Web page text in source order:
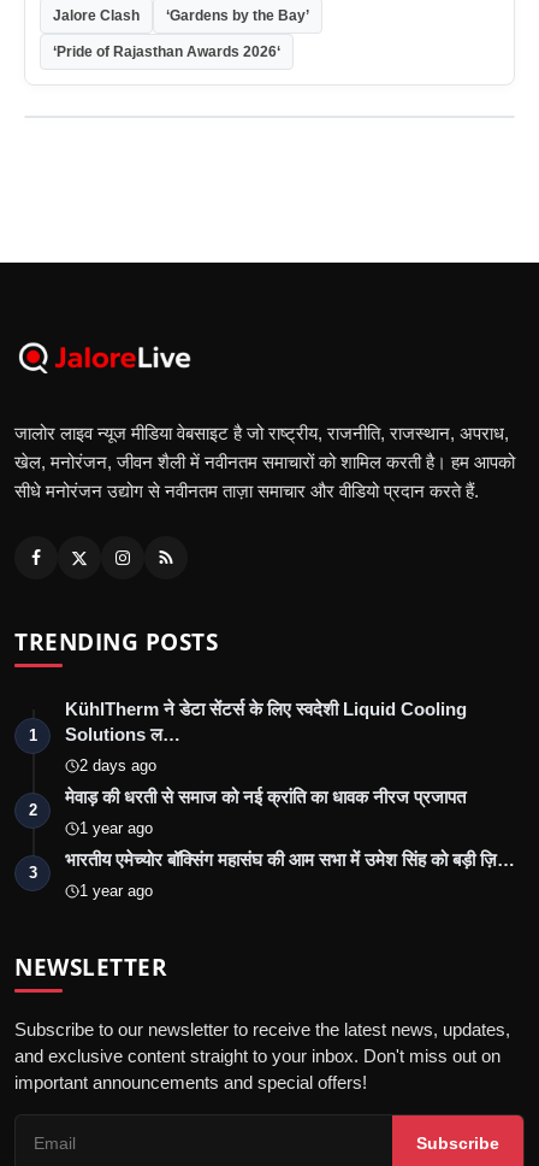
Jalore Clash ‘Gardens by the Bay’
‘Pride of Rajasthan Awards 2026‘
जालोर लाइव न्यूज मीडिया वेबसाइट है जो राष्ट्रीय, राजनीति, राजस्थान, अपराध,
खेल, मनोरंजन, जीवन शैली में नवीनतम समाचारों को शामिल करती है। हम आपको
सीधे मनोरंजन उद्योग से नवीनतम ताज़ा समाचार और वीडियो प्रदान करते हैं.
TRENDING POSTS
1
KühlTherm ने डेटा सेंटर्स के लिए स्वदेशी Liquid Cooling
Solutions ल…
2 days ago
2
मेवाड़ की धरती से समाज को नई क्रांति का धावक नीरज प्रजापत
1 year ago
3
भारतीय एमेच्योर बॉक्सिंग महासंघ की आम सभा में उमेश सिंह को बड़ी ज़ि…
1 year ago
NEWSLETTER
Subscribe to our newsletter to receive the latest news, updates,
and exclusive content straight to your inbox. Don't miss out on
important announcements and special offers!
Subscribe